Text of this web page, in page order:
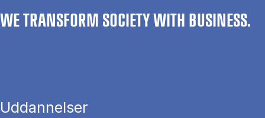
WE TRANSFORM SOCIETY WITH BUSINESS.
Uddannelser